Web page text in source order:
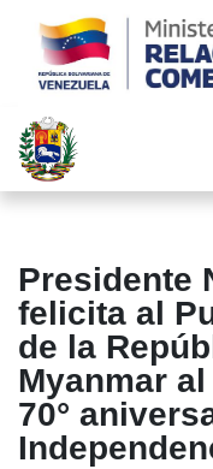
Presidente
felicita al
de la
Myanmar
70°